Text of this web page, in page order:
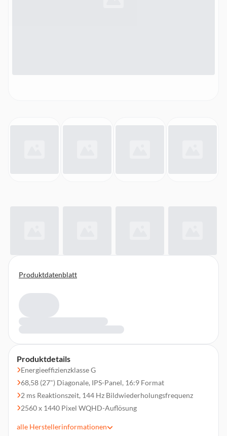
Produktdetails
Energieeffizienzklasse G
68,58 (27") Diagonale, IPS-Panel, 16:9 Format
2 ms Reaktionszeit, 144 Hz Bildwiederholungsfrequenz
2560 x 1440 Pixel WQHD-Auflösung
alle Herstellerinformationen
Produktdatenblatt